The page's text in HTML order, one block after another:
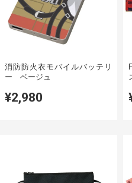
消防防火衣モバイルバッテリ
ー ベージュ
¥2,980